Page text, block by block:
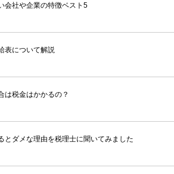
会社や企業の特徴ベスト5
表について解説
は税金はかかるの？
とダメな理由を税理士に聞いてみました